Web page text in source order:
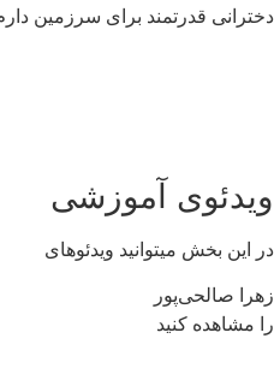
قدرتمند برای سرزمین دارم.
آموزشی
این بخش میتوانید ویدئوهای
صالحی‌پور
مشاهده کنید